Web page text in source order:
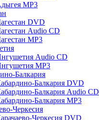
MP3
DVD
Audio CD
MP3
Audio CD
MP3
Балкария
Балкария DVD
Балкария Audio CD
Балкария MP3
Черкесия
Черкесия DVD